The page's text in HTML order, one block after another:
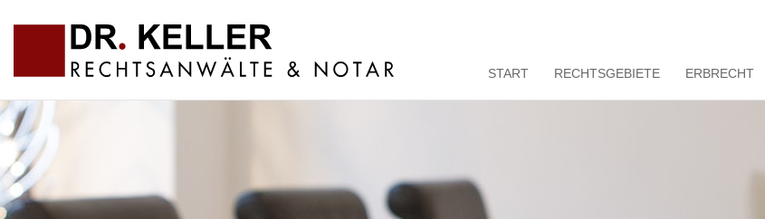
START RECHTSGEBIETE ERBRECHT